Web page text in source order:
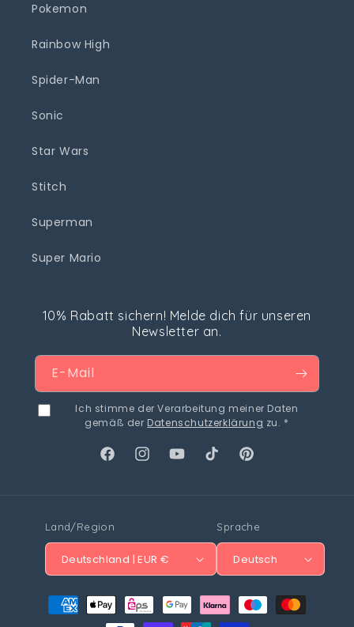
Pokemon
Rainbow High
Spider-Man
Sonic
Star Wars
Stitch
Superman
Super Mario
10% Rabatt sichern! Melde dich für unseren
Newsletter an.
E-Mail
Ich stimme der Verarbeitung meiner Daten
gemäß der Datenschutzerklärung zu. *
FacebookInstagramYouTubeTikTok Pinterest
Land/Region
Deutschland | EUR €
Sprache
Deutsch
Zahlungsmethoden